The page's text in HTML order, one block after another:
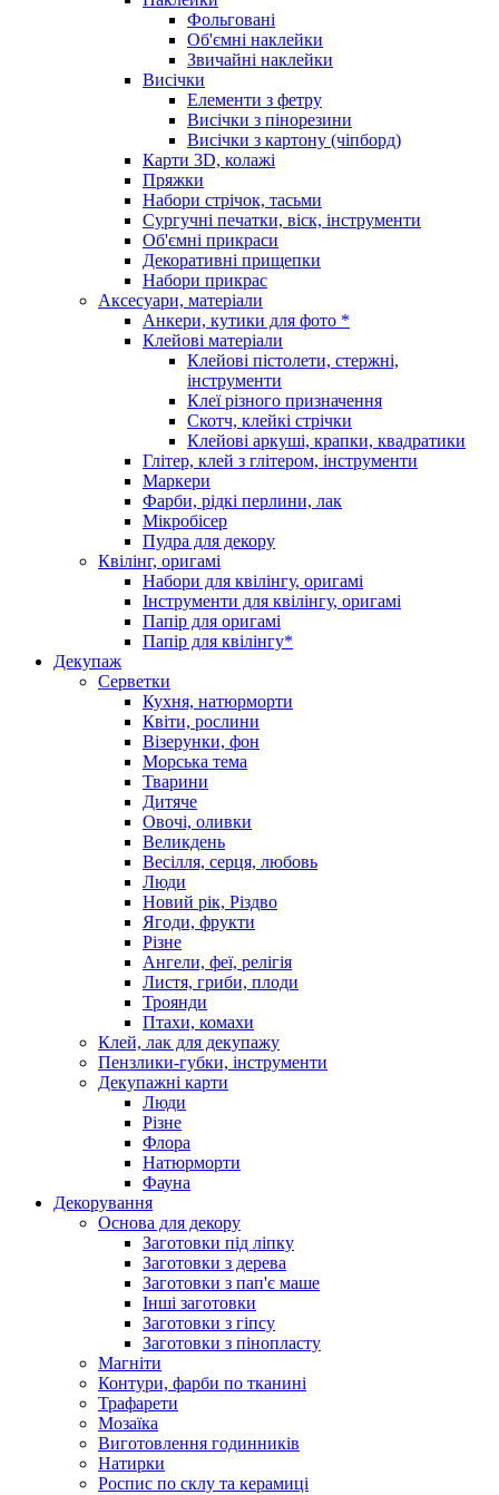
Фольговані
Об'ємні наклейки
Звичайні наклейки
Висічки
Елементи з фетру
Висічки з пінорезини
Висічки з картону (чіпборд)
Карти 3D, колажі
Пряжки
Набори стрічок, тасьми
Сургучні печатки, віск, інструменти
Об'ємні прикраси
Декоративні прищепки
Набори прикрас
Аксесуари, матеріали
Анкери, кутики для фото *
Клейові матеріали
Клейові пістолети, стержні,
інструменти
Клеї різного призначення
Скотч, клейкі стрічки
Клейові аркуші, крапки, квадратики
Глітер, клей з глітером, інструменти
Маркери
Фарби, рідкі перлини, лак
Мікробісер
Пудра для декору
Квілінг, оригамі
Набори для квілінгу, оригамі
Інструменти для квілінгу, оригамі
Папір для оригамі
Папір для квілінгу*
Декупаж
Серветки
Кухня, натюрморти
Квіти, рослини
Візерунки, фон
Морська тема
Тварини
Дитяче
Овочі, оливки
Великдень
Весілля, серця, любовь
Люди
Новий рік, Різдво
Ягоди, фрукти
Різне
Ангели, феї, релігія
Листя, гриби, плоди
Троянди
Птахи, комахи
Клей, лак для декупажу
Пензлики-губки, інструменти
Декупажні карти
Люди
Різне
Флора
Натюрморти
Фауна
Декорування
Основа для декору
Заготовки під ліпку
Заготовки з дерева
Заготовки з пап'є маше
Інші заготовки
Заготовки з гіпсу
Заготовки з пінопласту
Магніти
Контури, фарби по тканині
Трафарети
Мозаїка
Виготовлення годинників
Натирки
Роспис по склу та керамиці